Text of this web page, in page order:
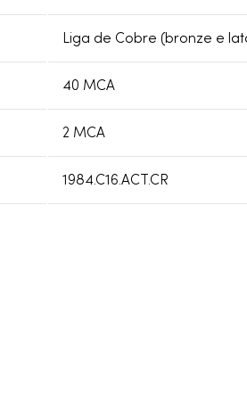
Liga de Cobre (bronze e
40 MCA
2 MCA
1984.C16.ACT.CR